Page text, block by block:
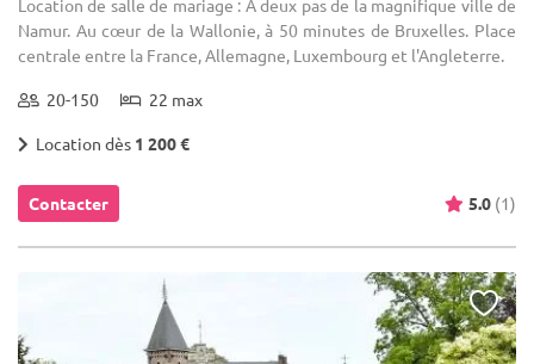
Location de salle de mariage : A deux pas de la magnifique ville de
Namur. Au cœur de la Wallonie, à 50 minutes de Bruxelles. Place
centrale entre la France, Allemagne, Luxembourg et l'Angleterre.
20-150 22 max
Location dès 1 200 €
Contacter 5.0 (1)